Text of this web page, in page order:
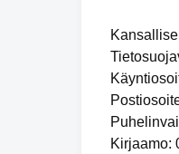
Kirjaamo: